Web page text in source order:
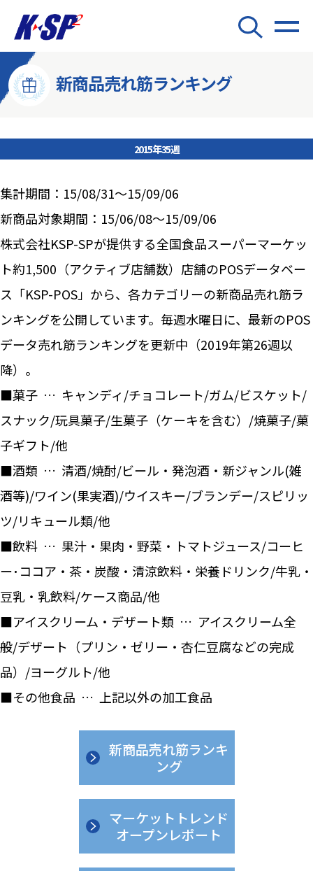
新商品売れ筋ランキング
2015年35週
集計期間：15/08/31～15/09/06
新商品対象期間：15/06/08～15/09/06
株式会社KSP-SPが提供する全国食品スーパーマーケッ
ト約1,500（アクティブ店舗数）店舗のPOSデータベー
ス「KSP-POS」から、各カテゴリーの新商品売れ筋ラ
ンキングを公開しています。毎週水曜日に、最新のPOS
データ売れ筋ランキングを更新中（2019年第26週以
降）。
■菓子 … キャンディ/チョコレート/ガム/ビスケット/
スナック/玩具菓子/生菓子（ケーキを含む）/焼菓子/菓
子ギフト/他
■酒類 … 清酒/焼酎/ビール・発泡酒・新ジャンル(雑
酒等)/ワイン(果実酒)/ウイスキー/ブランデー/スピリッ
ツ/リキュール類/他
■飲料 … 果汁・果肉・野菜・トマトジュース/コーヒ
ー･ココア・茶・炭酸・清涼飲料・栄養ドリンク/牛乳・
豆乳・乳飲料/ケース商品/他
■アイスクリーム・デザート類 … アイスクリーム全
般/デザート（プリン・ゼリー・杏仁豆腐などの完成
品）/ヨーグルト/他
■その他食品 … 上記以外の加工食品
新商品売れ筋ランキ
ング
マーケットトレンド
オープンレポート